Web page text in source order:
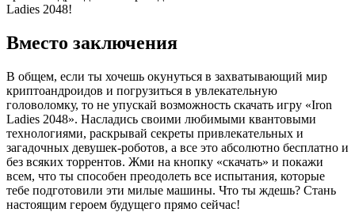
Ladies 2048!
Вместо заключения
В общем, если ты хочешь окунуться в захватывающий мир
криптоандроидов и погрузиться в увлекательную
головоломку, то не упускай возможность скачать игру «Iron
Ladies 2048». Насладись своими любимыми квантовыми
технологиями, раскрывай секреты привлекательных и
загадочных девушек-роботов, а все это абсолютно бесплатно и
без всяких торрентов. Жми на кнопку «скачать» и покажи
всем, что ты способен преодолеть все испытания, которые
тебе подготовили эти милые машины. Что ты ждешь? Стань
настоящим героем будущего прямо сейчас!